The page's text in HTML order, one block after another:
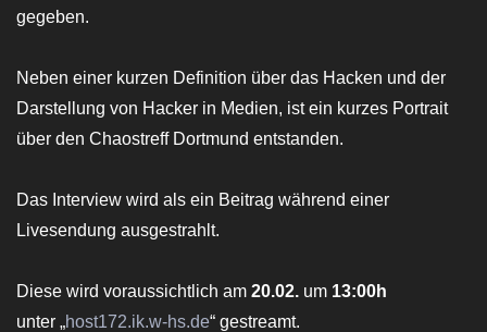
gegeben.
Neben einer kurzen Definition über das Hacken und der
Darstellung von Hacker in Medien, ist ein kurzes Portrait
über den Chaostreff Dortmund entstanden.
Das Interview wird als ein Beitrag während einer
Livesendung ausgestrahlt.
Diese wird voraussichtlich am 20.02. um 13:00h
unter „host172.ik.w-hs.de“ gestreamt.